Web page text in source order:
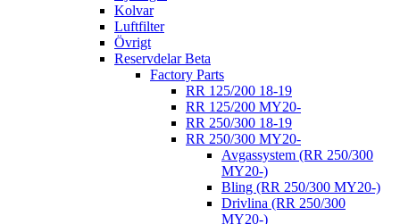
Kolvar
Luftfilter
Övrigt
Reservdelar Beta
Factory Parts
RR 125/200 18-19
RR 125/200 MY20-
RR 250/300 18-19
RR 250/300 MY20-
Avgassystem (RR 250/300
MY20-)
Bling (RR 250/300 MY20-)
Drivlina (RR 250/300
MY20-)